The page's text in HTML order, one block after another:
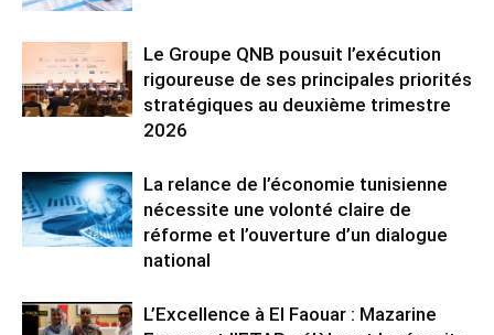
Le Groupe QNB pousuit l’exécution
rigoureuse de ses principales priorités
stratégiques au deuxième trimestre
2026
La relance de l’économie tunisienne
nécessite une volonté claire de
réforme et l’ouverture d’un dialogue
national
L’Excellence à El Faouar : Mazarine